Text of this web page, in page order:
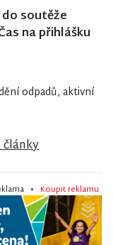
soutěže
na přihlášku
odpadů, aktivní
• Koupit reklamu